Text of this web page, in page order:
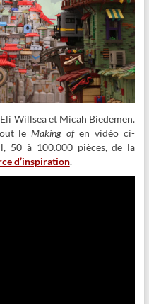
Willsea et Micah Biedemen.
leMaking ofen vidéo ci-
50 à 100.000 pièces, de la
d’inspiration.